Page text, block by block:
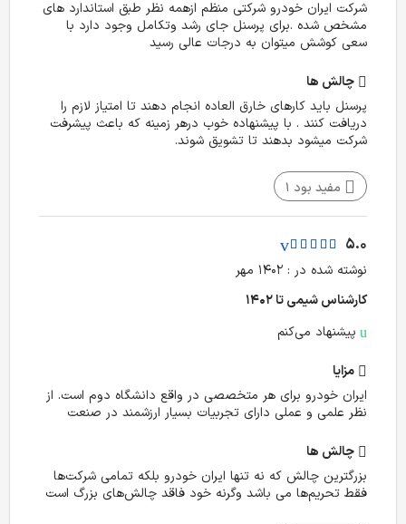
شرکت ایران خودرو شرکتی منظم ازهمه نظر طبق استاندارد های
مشخص شده .برای پرسنل جای رشد وتکامل وجود دارد با
سعی کوشش میتوان به درجات عالی رسید
چالش‌ ها
پرسنل باید کارهای خارق العاده انجام دهند تا امتیاز لازم را
دریافت کنند . با پیشنهاده خوب درهر زمینه که باعث پیشرفت
شرکت میشود بدهند تا تشویق شوند.
مفید بود1
5.0
نوشته شده در : ۱۴۰۲ مهر
کارشناس شیمی تا ۱۴۰۲
پیشنهاد می‌کنم
مزایا
ایران خودرو برای هر متخصصی در واقع دانشگاه دوم است. از
نظر علمی و عملی دارای تجربیات بسیار ارزشمند در صنعت
چالش‌ ها
بزرگترین چالش که نه تنها ایران خودرو بلکه تمامی شرکت‌ها
فقط تحریم‌ها می باشد وگرنه خود فاقد چالش‌های بزرگ است